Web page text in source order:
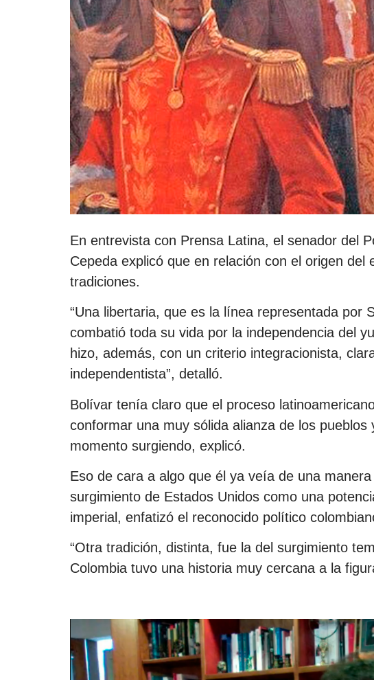
En entrevista con Prensa Latina, el senador del
Cepeda explicó que en relación con el origen del
tradiciones.
“Una libertaria, que es la línea representada por
combatió toda su vida por la independencia del
hizo, además, con un criterio integracionista,
independentista”, detalló.
Bolívar tenía claro que el proceso
conformar una muy sólida alianza de los
momento surgiendo, explicó.
Eso de cara a algo que él ya veía de una
surgimiento de Estados Unidos como una
imperial, enfatizó el reconocido político
“Otra tradición, distinta, fue la del surgimiento
Colombia tuvo una historia muy cercana a la